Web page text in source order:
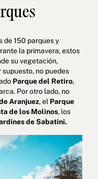
de 150 parques y
la primavera, estos
su vegetación,
no puedes
Parque del Retiro,
Por otro lado, no
Aranjuez, el Parque
de los Molinos, los
de Sabatini.